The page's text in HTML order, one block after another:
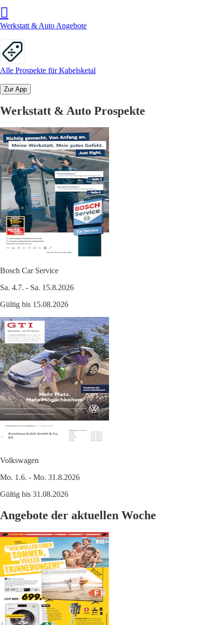
Werkstatt & Auto Angebote
Alle Prospekte für Kabelsketal
Zur App
Werkstatt & Auto Prospekte
Bosch Car Service
Sa. 4.7. - Sa. 15.8.2026
Gültig bis 15.08.2026
Volkswagen
Mo. 1.6. - Mo. 31.8.2026
Gültig bis 31.08.2026
Angebote der aktuellen Woche